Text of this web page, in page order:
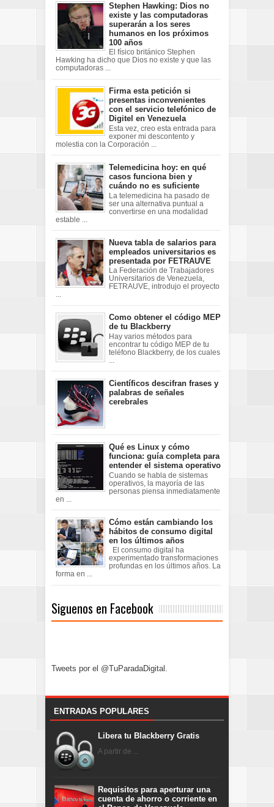
Stephen Hawking: Dios no
existe y las computadoras
superarán a los seres
humanos en los próximos
100 años
El físico británico Stephen
Hawking ha dicho que Dios no existe y que las
computadoras ...
Firma esta petición si
presentas inconvenientes
con el servicio telefónico de
Digitel en Venezuela
Esta vez, creo esta entrada para
exponer mi descontento y
molestia con la Corporación ...
Telemedicina hoy: en qué
casos funciona bien y
cuándo no es suficiente
La telemedicina ha pasado de
ser una alternativa puntual a
convertirse en una modalidad
estable ...
Nueva tabla de salarios para
empleados universitarios es
presentada por FETRAUVE
La Federación de Trabajadores
Universitarios de Venezuela,
FETRAUVE, introdujo el proyecto
Como obtener el código MEP
de tu Blackberry
Hay varios métodos para
encontrar tu código MEP de tu
teléfono Blackberry, de los cuales
Científicos descifran frases y
palabras de señales
cerebrales
Qué es Linux y cómo
funciona: guía completa para
entender el sistema operativo
Cuando se habla de sistemas
operativos, la mayoría de las
personas piensa inmediatamente
en ...
Cómo están cambiando los
hábitos de consumo digital
en los últimos años
El consumo digital ha
experimentado transformaciones
profundas en los últimos años. La
forma en ...
Siguenos en Facebook
Tweets por el @TuParadaDigital.
ENTRADAS POPULARES
Libera tu Blackberry Gratis
A partir de ...
Requisitos para aperturar una
cuenta de ahorro o corriente en